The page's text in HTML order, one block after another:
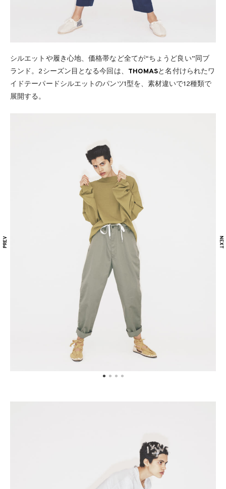
シルエットや履き心地、価格帯など全てが“ちょうど良い”同ブ
ランド。2シーズン目となる今回は、 THOMASと名付けられたワ
イドテーパードシルエットのパンツ1型を、素材違いで12種類で
展開する。